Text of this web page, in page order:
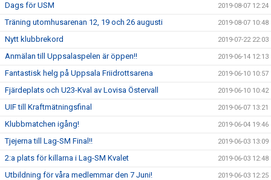
Dags för USM 2019-08-07 12:24
Träning utomhusarenan 12, 19 och 26 augusti 2019-08-07 10:48
Nytt klubbrekord 2019-07-22 22:03
Anmälan till Uppsalaspelen är öppen!! 2019-06-14 12:13
Fantastisk helg på Uppsala Friidrottsarena 2019-06-10 10:57
Fjärdeplats och U23-Kval av Lovisa Östervall 2019-06-10 10:42
UIF till Kraftmätningsfinal 2019-06-07 13:21
Klubbmatchen igång! 2019-06-04 19:46
Tjejerna till Lag-SM Final!! 2019-06-03 13:09
2:a plats för killarna i Lag-SM Kvalet 2019-06-03 12:48
Utbildning för våra medlemmar den 7 Juni! 2019-06-03 12:25